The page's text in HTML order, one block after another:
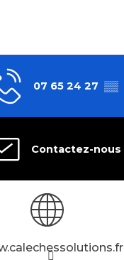
07 65 24 27 ▒▒
Contactez-nous